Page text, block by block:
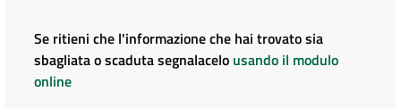
Se ritieni che l'informazione che hai trovato sia
sbagliata o scaduta segnalacelo usando il modulo
online